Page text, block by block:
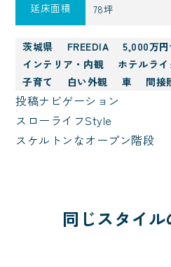
延床面積 78坪
茨城県 FREEDIA 5,000万円
インテリア・内観
ホテルライ
子育て
白い外観 車 間接
投稿ナビゲーション
スローライフStyle
スケルトンなオープン階段
同じスタイ